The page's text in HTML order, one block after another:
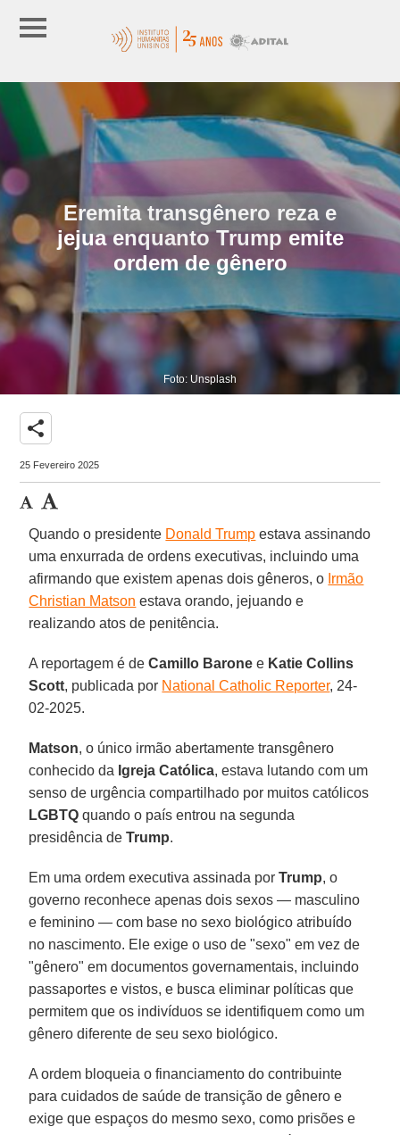
Eremita transgênero reza e
jejua enquanto Trump emite
ordem de gênero
Foto: Unsplash
share
25 Fevereiro 2025
Quando o presidente Donald Trump estava assinando
uma enxurrada de ordens executivas, incluindo uma
afirmando que existem apenas dois gêneros, o Irmão
Christian Matson estava orando, jejuando e
realizando atos de penitência.
A reportagem é deCamillo Barone e Katie Collins
Scott, publicada por National Catholic Reporter, 24-
02-2025.
Matson, o único irmão abertamente transgênero
conhecido da Igreja Católica, estava lutando com um
senso de urgência compartilhado por muitos católicos
LGBTQ quando o país entrou na segunda
presidência deTrump.
Em uma ordem executiva assinada porTrump, o
governo reconhece apenas dois sexos — masculino
e feminino — com base no sexo biológico atribuído
no nascimento. Ele exige o uso de "sexo" em vez de
"gênero" em documentos governamentais, incluindo
passaportes e vistos, e busca eliminar políticas que
permitem que os indivíduos se identifiquem como um
gênero diferente de seu sexo biológico.
A ordem bloqueia o financiamento do contribuinte
para cuidados de saúde de transição de gênero e
exige que espaços do mesmo sexo, como prisões e